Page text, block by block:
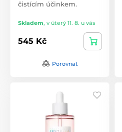
čistícím účinkem.
Skladem, v úterý 11. 8. u vás
545 Kč
Porovnat